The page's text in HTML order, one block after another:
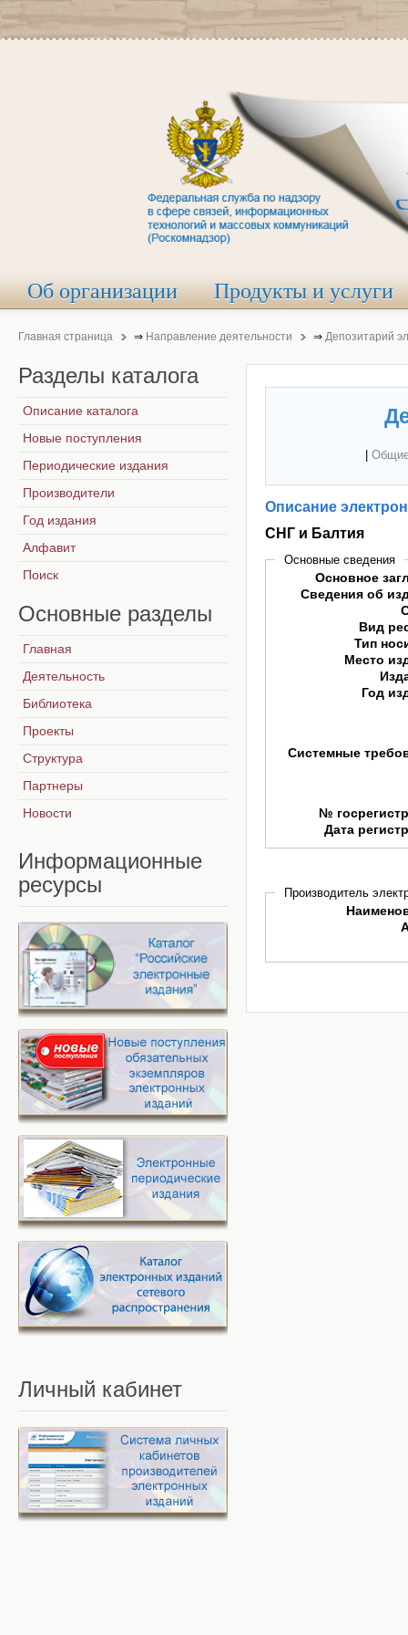
Об организации Продукты и услуги
Главная страница ⇒ Направление деятельности ⇒ Депозитарий
Описание
СНГ и Балтия
Основные сведения
Основное
Сведения об
Вид
Тип
Место
Год
Системные
№
Дата
Производитель
Разделы каталога
Описание каталога
Новые поступления
Периодические издания
Производители
Год издания
Алфавит
Поиск
Основные разделы
Главная
Деятельность
Библиотека
Проекты
Структура
Партнеры
Новости
Информационные
ресурсы
Личный кабинет